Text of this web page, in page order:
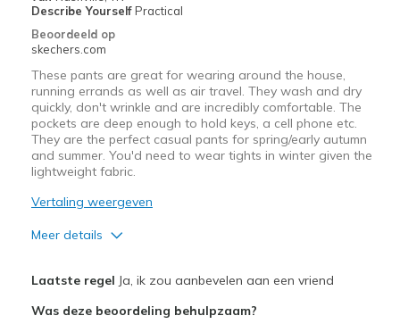
Travel
Width
Sizing
Feels true to size
Describe Yourself Practical
Beoordeeld op
skechers.com
These pants are great for wearing around the house,
running errands as well as air travel. They wash and dry
quickly, don't wrinkle and are incredibly comfortable. The
pockets are deep enough to hold keys, a cell phone etc.
They are the perfect casual pants for spring/early autumn
and summer. You'd need to wear tights in winter given the
lightweight fabric.
Vertaling weergeven
Meer details
Laatste regel Ja, ik zou aanbevelen aan een vriend
Was deze beoordeling behulpzaam?